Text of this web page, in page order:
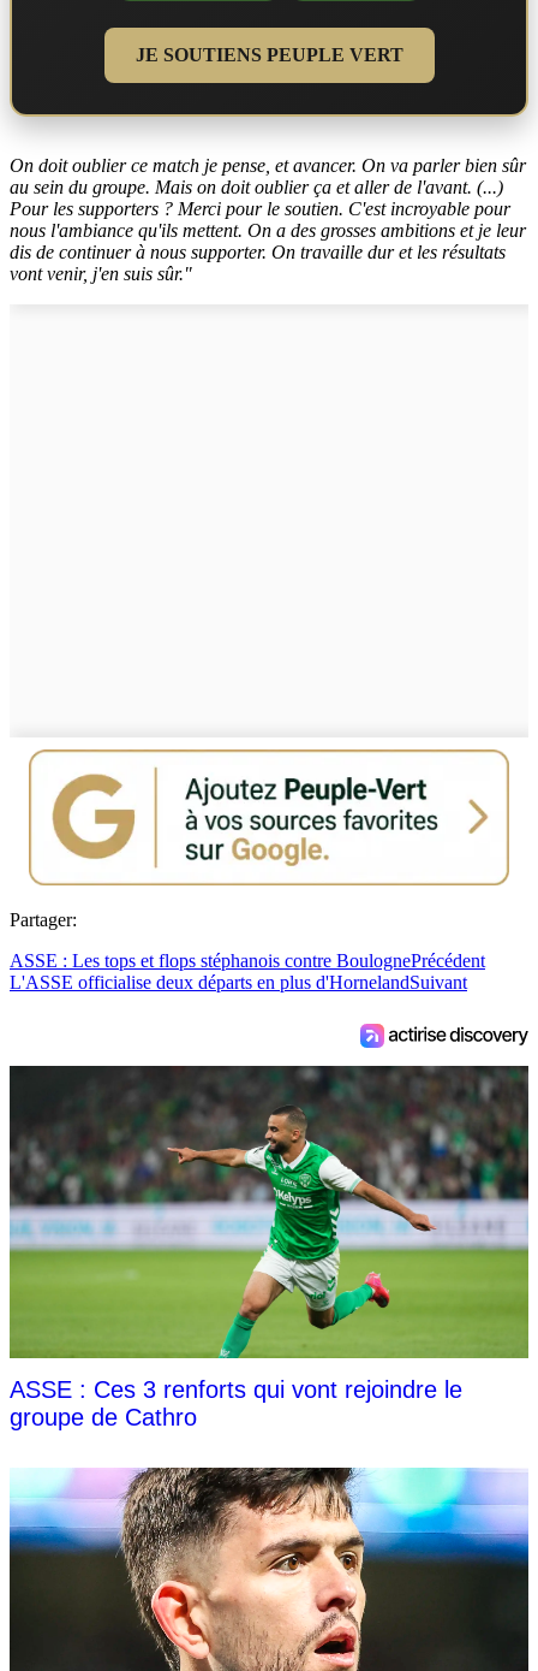
JE SOUTIENS PEUPLE VERT
On doit oublier ce match je pense, et avancer. On va parler bien sûr
au sein du groupe. Mais on doit oublier ça et aller de l'avant. (...)
Pour les supporters ? Merci pour le soutien. C'est incroyable pour
nous l'ambiance qu'ils mettent. On a des grosses ambitions et je leur
dis de continuer à nous supporter. On travaille dur et les résultats
vont venir, j'en suis sûr."
Partager:
ASSE : Les tops et flops stéphanois contre BoulognePrécédent
L'ASSE officialise deux départs en plus d'HornelandSuivant
ASSE : Ces 3 renforts qui vont rejoindre le
groupe de Cathro